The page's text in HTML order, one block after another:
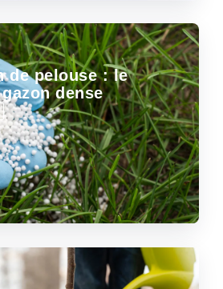
de pelouse : le
dense